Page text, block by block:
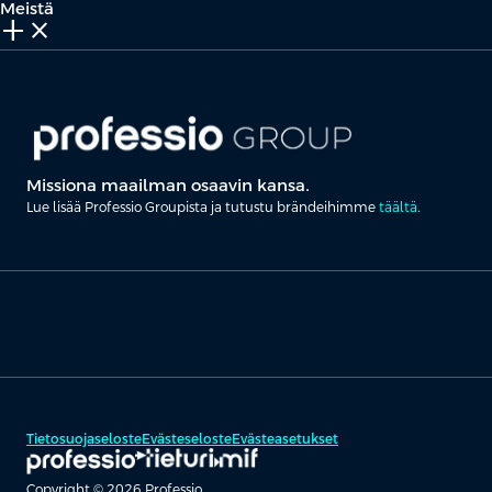
Meistä
add_2 close
Missiona maailman osaavin kansa.
Lue lisää Professio Groupista ja tutustu brändeihimme täältä.
TietosuojaselosteEvästeselosteEvästeasetukset